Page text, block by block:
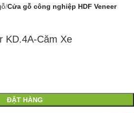
Cửa gỗ công nghiệp HDF Veneer
KD.4A-Căm Xe
ĐẶT HÀNG